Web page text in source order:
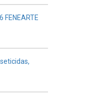
FENEARTE